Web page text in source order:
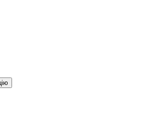
та душем
камерної сушки
15-20 років, має проливну підлогу.
відпочинку в арома-бані.
виробництва